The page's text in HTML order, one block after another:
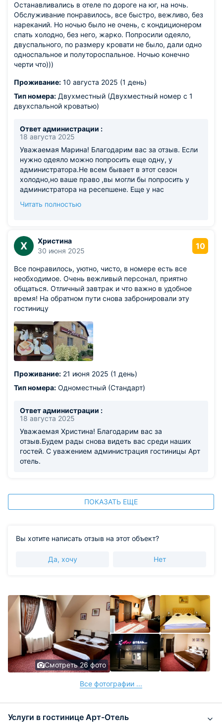
Останавливались в отеле по дороге на юг, на ночь.
Обслуживание понравилось, все быстро, вежливо, без
нареканий. Но ночью было не очень, с кондиционером
спать холодно, без него, жарко. Попросили одеяло,
двуспального, по размеру кровати не было, дали одно
односпальное и полутороспальное. Ночью конечно
черти что)))
Проживание: 10 августа 2025 (1 день)
Тип номера: Двухместный (Двухместный номер с 1
двухспальной кроватью)
Ответ администрации :
18 августа 2025
Уважаемая Марина! Благодарим вас за отзыв. Если
нужно одеяло можно попросить еще одну, у
администратора.Не всем бывает в этот сезон
холодно,но ваше право ,вы могли бы попросить у
администратора на ресепшене. Еще у нас
тоже для вашего удобства и по потребностям. В этот
за причиненные неудобства.Спасибо,что были
нашим гостем!
Читать полностью
Х
Христина
30 июня 2025
10
Все понравилось, уютно, чисто, в номере есть все
необходимое. Очень вежливый персонал, приятно
общаться. Отличный завтрак и что важно в удобное
время! На обратном пути снова забронировали эту
гостиницу
Проживание: 21 июня 2025 (1 день)
Тип номера: Одноместный (Стандарт)
Ответ администрации :
18 августа 2025
Уважаемая Христина! Благодарим вас за
отзыв.Будем рады снова видеть вас среди наших
гостей. С уважением администрация гостиницы Арт
отель.
ПОКАЗАТЬ ЕЩЕ
Вы хотите написать отзыв на этот объект?
Да, хочу Нет
Смотреть 26 фото
Все фотографии ...
Услуги в гостинице Арт-Отель